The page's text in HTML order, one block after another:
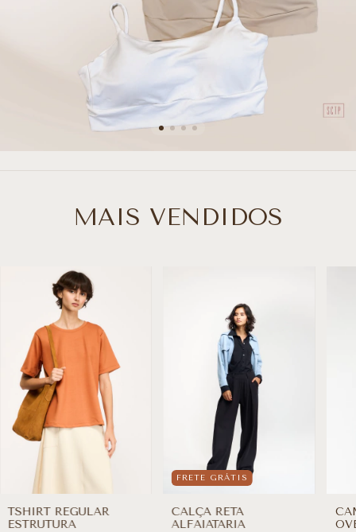
MAIS VENDIDOS
TSHIRT REGULAR
ESTRUTURA
FRETE GRÁTIS
CALÇA RETA
ALFAIATARIA